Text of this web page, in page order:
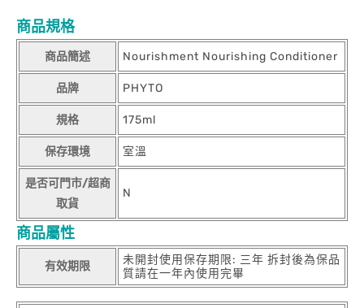
商品規格
商品簡述 Nourishment Nourishing Conditioner
品牌 PHYTO
規格 175ml
保存環境 室溫
是否可門市/超商
取貨
N
商品屬性
有效期限
未開封使用保存期限: 三年 拆封後為保品
質請在一年內使用完畢